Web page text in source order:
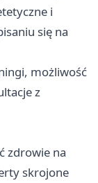
i
się na
możliwość
z
zdrowie na
skrojone